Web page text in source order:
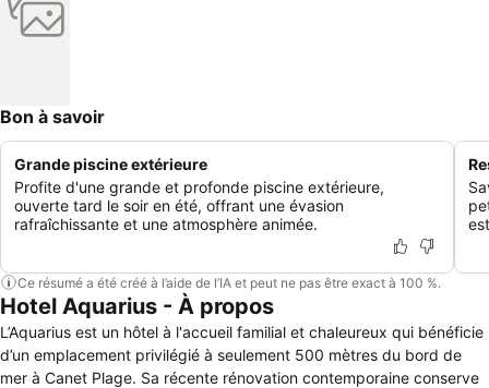
Bon à savoir
Grande piscine extérieure
Profite d'une grande et profonde piscine extérieure,
ouverte tard le soir en été, offrant une évasion
rafraîchissante et une atmosphère animée.
Ce résumé a été créé à l’aide de l’IA et peut ne pas être exact à 100 %.
Hotel Aquarius - À propos
L’Aquarius est un hôtel à l'accueil familial et chaleureux qui bénéficie
d’un emplacement privilégié à seulement 500 mètres du bord de
mer à Canet Plage. Sa récente rénovation contemporaine conserve